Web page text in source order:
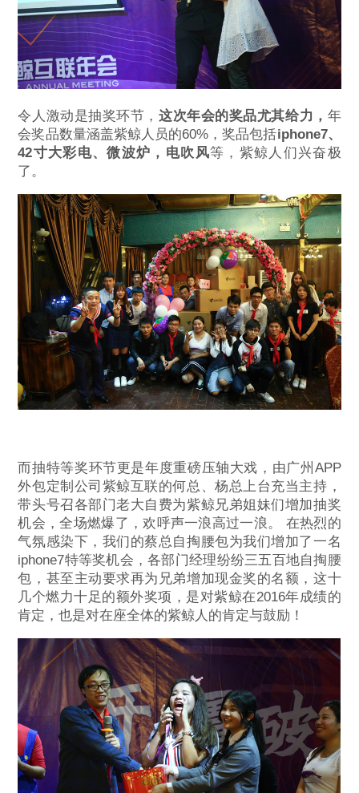
令人激动是抽奖环节， 这次年会的奖品尤其给力， 年
会奖品数量涵盖紫鲸人员的60%，奖品包括iphone7、
42寸大彩电、微波炉，电吹风等，紫鲸人们兴奋极
了。
而抽特等奖环节更是年度重磅压轴大戏，由广州APP
外包定制公司紫鲸互联的何总、杨总上台充当主持，
带头号召各部门老大自费为紫鲸兄弟姐妹们增加抽奖
机会，全场燃爆了，欢呼声一浪高过一浪。 在热烈的
气氛感染下，我们的蔡总自掏腰包为我们增加了一名
iphone7特等奖机会，各部门经理纷纷三五百地自掏腰
包，甚至主动要求再为兄弟增加现金奖的名额，这十
几个燃力十足的额外奖项，是对紫鲸在2016年成绩的
肯定，也是对在座全体的紫鲸人的肯定与鼓励！